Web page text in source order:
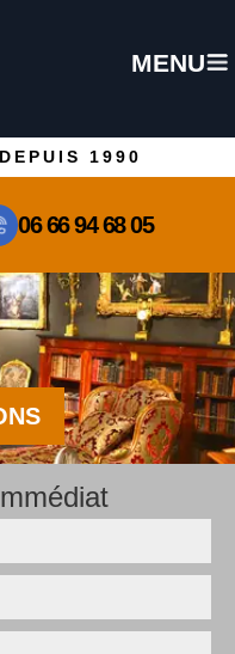
MENU
1990
06 66 94 68 05